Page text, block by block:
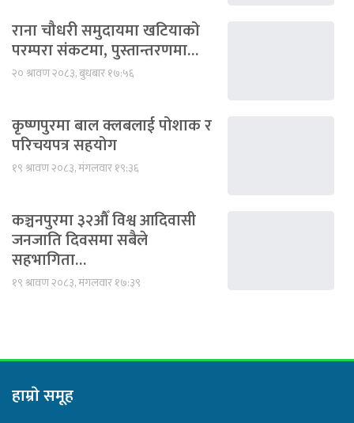
राना चौधरी समुदायमा खटियाको
परम्परा संकटमा, पुस्तान्तरणमा…
२० श्रावण २०८३, बुधबार १७:५६
कृष्णपुरमा बाल क्लबलाई पोशाक र
परिचयपत्र सहयोग
१९ श्रावण २०८३, मंगलवार १९:३६
कञ्चनपुरमा ३२औँ विश्व आदिवासी
जनजाति दिवसमा सबैले
सहभागिता…
१९ श्रावण २०८३, मंगलवार १७:३९
हाम्राे समूह